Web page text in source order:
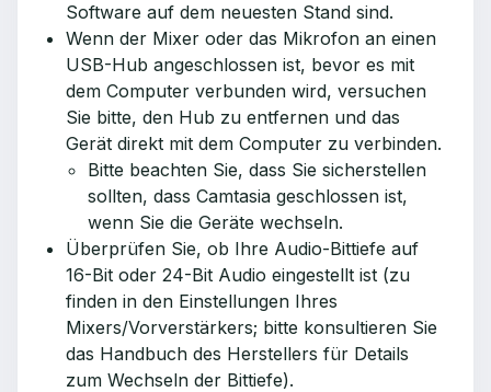
Software auf dem neuesten Stand sind.
Wenn der Mixer oder das Mikrofon an einen
USB-Hub angeschlossen ist, bevor es mit
dem Computer verbunden wird, versuchen
Sie bitte, den Hub zu entfernen und das
Gerät direkt mit dem Computer zu verbinden.
Bitte beachten Sie, dass Sie sicherstellen
sollten, dass Camtasia geschlossen ist,
wenn Sie die Geräte wechseln.
Überprüfen Sie, ob Ihre Audio-Bittiefe auf
16-Bit oder 24-Bit Audio eingestellt ist (zu
finden in den Einstellungen Ihres
Mixers/Vorverstärkers; bitte konsultieren Sie
das Handbuch des Herstellers für Details
zum Wechseln der Bittiefe).